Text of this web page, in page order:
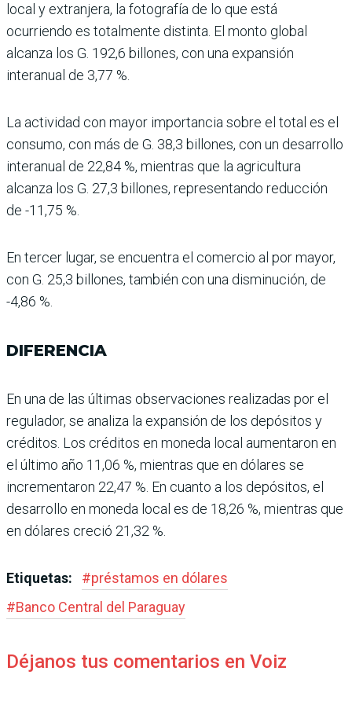
local y extranjera, la fotografía de lo que está
ocurriendo es totalmente distinta. El monto global
alcanza los G. 192,6 billones, con una expansión
interanual de 3,77 %.
La actividad con mayor importancia sobre el total es el
consumo, con más de G. 38,3 billones, con un desa­rrollo
interanual de 22,84 %, mientras que la agricultura
alcanza los G. 27,3 billones, representando reducción
de -11,75 %.
En tercer lugar, se encuen­tra el comercio al por mayor,
con G. 25,3 billones, tam­bién con una disminución, de
-4,86 %.
DIFERENCIA
En una de las últimas observa­ciones realizadas por el
regu­lador, se analiza la expansión de los depósitos y
créditos. Los créditos en moneda local aumentaron en
el último año 11,06 %, mientras que en dóla­res se
incrementaron 22,47 %. En cuanto a los depósitos, el
desarrollo en moneda local es de 18,26 %, mientras que
en dólares creció 21,32 %.
Etiquetas: #préstamos en dólares
#Banco Central del Paraguay
Déjanos tus comentarios en Voiz